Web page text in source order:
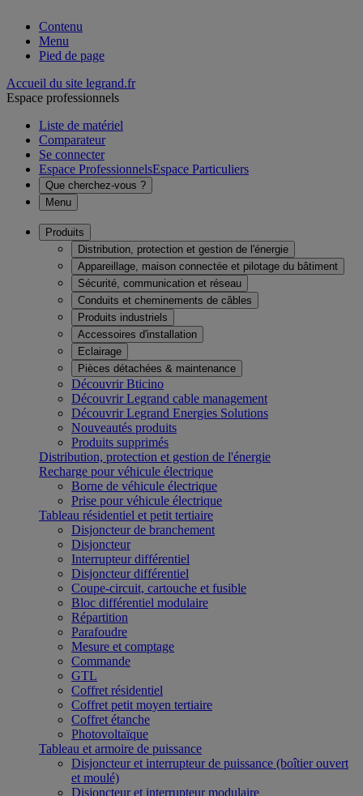
Contenu
Menu
Pied de page
Accueil du site legrand.fr
Espace professionnels
Liste de matériel
Comparateur
Se connecter
Espace ProfessionnelsEspace Particuliers
Que cherchez-vous ?
Menu
Produits
Distribution, protection et gestion de l'énergie
Appareillage, maison connectée et pilotage du bâtiment
Sécurité, communication et réseau
Conduits et cheminements de câbles
Produits industriels
Accessoires d'installation
Eclairage
Pièces détachées & maintenance
Découvrir Bticino
Découvrir Legrand cable management
Découvrir Legrand Energies Solutions
Nouveautés produits
Produits supprimés
Distribution, protection et gestion de l'énergie
Recharge pour véhicule électrique
Borne de véhicule électrique
Prise pour véhicule électrique
Tableau résidentiel et petit tertiaire
Disjoncteur de branchement
Disjoncteur
Interrupteur différentiel
Disjoncteur différentiel
Coupe-circuit, cartouche et fusible
Bloc différentiel modulaire
Répartition
Parafoudre
Mesure et comptage
Commande
GTL
Coffret résidentiel
Coffret petit moyen tertiaire
Coffret étanche
Photovoltaïque
Tableau et armoire de puissance
Disjoncteur et interrupteur de puissance (boîtier ouvert
et moulé)
Disjoncteur et interrupteur modulaire